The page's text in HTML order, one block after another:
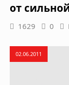
от
1629 0
02.06.2011